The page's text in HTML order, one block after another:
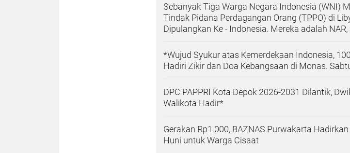
Sebanyak Tiga Warga Negara Indonesia (WNI)
Tindak Pidana Perdagangan Orang (TPPO) di
Dipulangkan Ke - Indonesia. Mereka adalah NAR,
*Wujud Syukur atas Kemerdekaan Indonesia,
Hadiri Zikir dan Doa Kebangsaan di Monas.
DPC PAPPRI Kota Depok 2026-2031 Dilantik,
Walikota Hadir*
Gerakan Rp1.000, BAZNAS Purwakarta
Huni untuk Warga Cisaat